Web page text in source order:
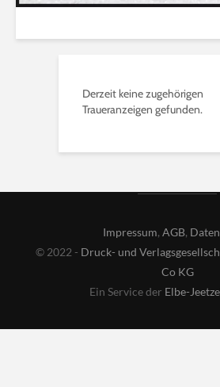
Derzeit keine zugehörigen
Traueranzeigen gefunden.
Impressum, AGB,
© 2022 - Druck- und
Co KG
Ein Service der Elbe-